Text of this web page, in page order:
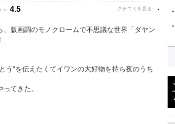
★ 4.5
、版画調のモノクロームで不思議な世界「ダヤン
う”を伝えたくてイワンの大好物を持ち夜のうち
てきた。